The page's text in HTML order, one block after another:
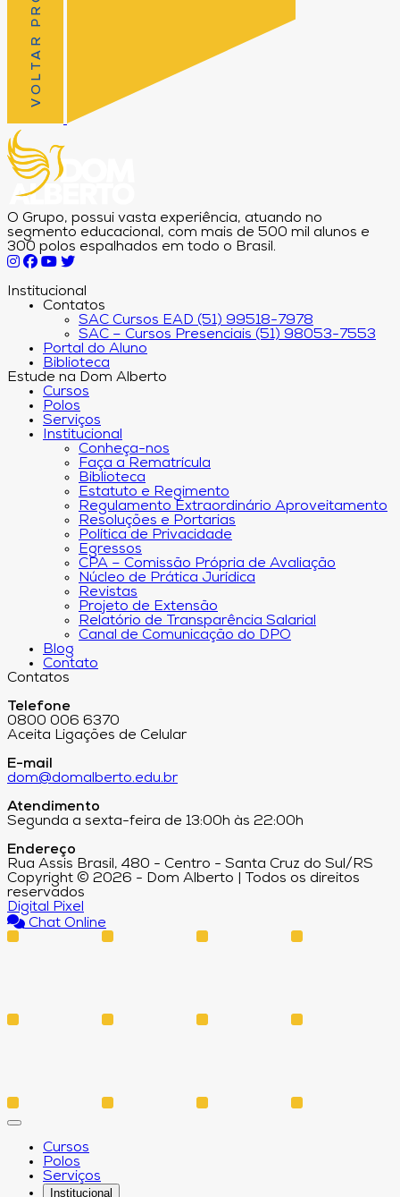
O Grupo, possui vasta experiência, atuando no
segmento educacional, com mais de 500 mil alunos e
300 polos espalhados em todo o Brasil.
Institucional
Contatos
SAC Cursos EAD (51) 99518-7978
SAC – Cursos Presenciais (51) 98053-7553
Portal do Aluno
Biblioteca
Estude na Dom Alberto
Cursos
Polos
Serviços
Institucional
Conheça-nos
Faça a Rematrícula
Biblioteca
Estatuto e Regimento
Regulamento Extraordinário Aproveitamento
Resoluções e Portarias
Política de Privacidade
Egressos
CPA – Comissão Própria de Avaliação
Núcleo de Prática Jurídica
Revistas
Projeto de Extensão
Relatório de Transparência Salarial
Canal de Comunicação do DPO
Blog
Contato
Contatos
Telefone
0800 006 6370
Aceita Ligações de Celular
E-mail
dom@domalberto.edu.br
Atendimento
Segunda a sexta-feira de 13:00h às 22:00h
Endereço
Rua Assis Brasil, 480 - Centro - Santa Cruz do Sul/RS
Copyright © 2026 - Dom Alberto | Todos os direitos
reservados
Digital Pixel
Chat Online
Cursos
Polos
Serviços
Institucional